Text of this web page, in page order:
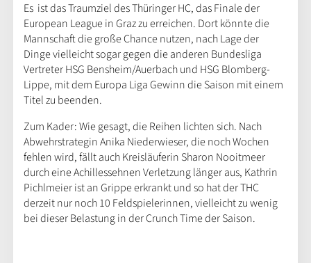
Es ist das Traumziel des Thüringer HC, das Finale der
European League in Graz zu erreichen. Dort könnte die
Mannschaft die große Chance nutzen, nach Lage der
Dinge vielleicht sogar gegen die anderen Bundesliga
Vertreter HSG Bensheim/Auerbach und HSG Blomberg-
Lippe, mit dem Europa Liga Gewinn die Saison mit einem
Titel zu beenden.
Zum Kader: Wie gesagt, die Reihen lichten sich. Nach
Abwehrstrategin Anika Niederwieser, die noch Wochen
fehlen wird, fällt auch Kreisläuferin Sharon Nooitmeer
durch eine Achillessehnen Verletzung länger aus, Kathrin
Pichlmeier ist an Grippe erkrankt und so hat der THC
derzeit nur noch 10 Feldspielerinnen, vielleicht zu wenig
bei dieser Belastung in der Crunch Time der Saison.